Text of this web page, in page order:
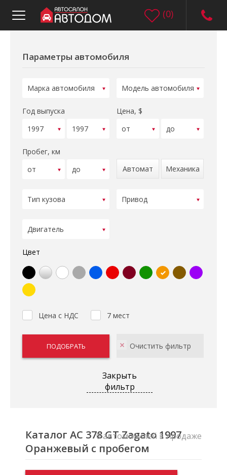
(0)
Параметры автомобиля
Год выпуска Цена, $
Пробег, км
Автомат
Механика
Цвет
Цена с НДС 7 мест
Закрыть
фильтр
Каталог AC 378 GT Zagato 1997
Оранжевый с пробегом
0 автомобилей в продаже